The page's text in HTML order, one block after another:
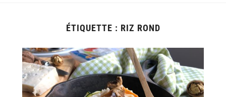
ÉTIQUETTE : RIZ ROND